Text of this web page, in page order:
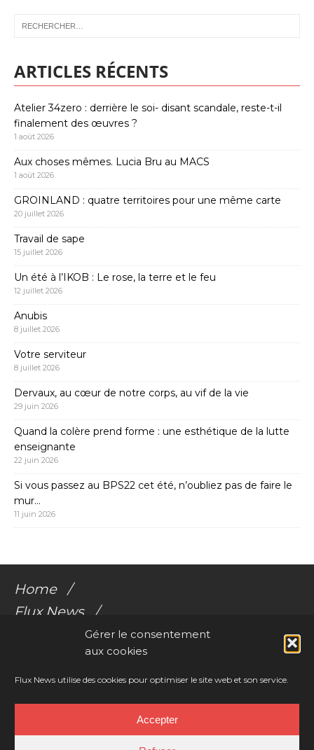
Gérer le consentement
aux cookies
Flux News utilise des cookies pour optimiser le site web et son service.
Accepter
ARTICLES RÉCENTS
Atelier 34zero : derrière le soi- disant scandale, reste-t-il
finalement des œuvres ?
1 août 2026
Aux choses mêmes. Lucia Bru au MACS
1 août 2026
GROINLAND : quatre territoires pour une même carte
20 juillet 2026
Travail de sape
15 juillet 2026
Un été à l’IKOB : Le rose, la terre et le feu
12 juillet 2026
Anubis
8 juillet 2026
Votre serviteur
8 juillet 2026
Dervaux, au cœur de notre corps, au vif de la vie
29 juin 2026
Quand la colère prend forme : une esthétique de la lutte
enseignante
22 juin 2026
Si vous passez au BPS22 cet été, n’oubliez pas de faire le
mur…
11 juin 2026
Home
Flux News
Galerie Flux
Videos
Résonances Corporelles